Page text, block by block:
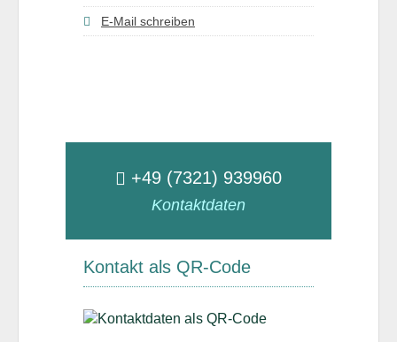
E-Mail schreiben
+49 (7321) 939960
Kontaktdaten
Kontakt als QR-Code